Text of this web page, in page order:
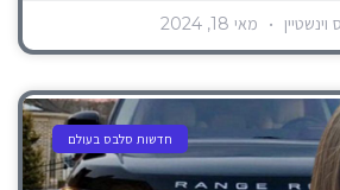
וינשטיין מאי 18, 2024
חדשות סלבס בעולם